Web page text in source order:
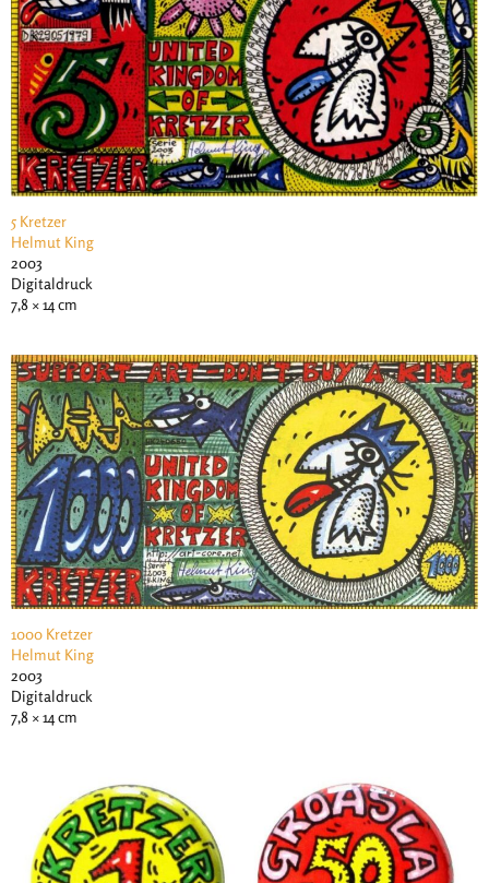
5 Kretzer
Helmut King
2003
Digitaldruck
7,8 × 14 cm
1000 Kretzer
Helmut King
2003
Digitaldruck
7,8 × 14 cm